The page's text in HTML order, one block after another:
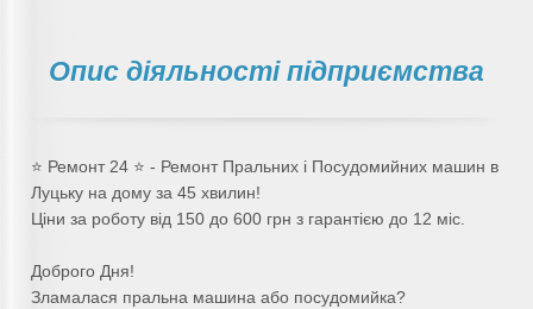
Опис діяльності підприємства
⭐ Ремонт 24 ⭐ - Ремонт Пральних і Посудомийних машин в
Луцьку на дому за 45 хвилин!
Ціни за роботу від 150 до 600 грн з гарантією до 12 міс.
Доброго Дня!
Зламалася пральна машина або посудомийка?